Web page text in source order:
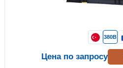
380В
Цена по запросу